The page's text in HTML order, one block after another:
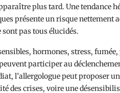
plus tard. Une tendance
présente un risque nettement
pas tous élucidés.
hormones, stress,
participer au
l’allergologue peut proposer
des crises, voire une